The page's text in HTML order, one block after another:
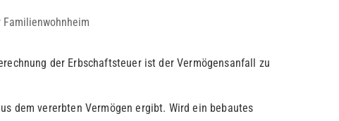
der Erbschaftsteuer ist der Vermögensanfall zu
dem vererbten Vermögen ergibt. Wird ein bebautes